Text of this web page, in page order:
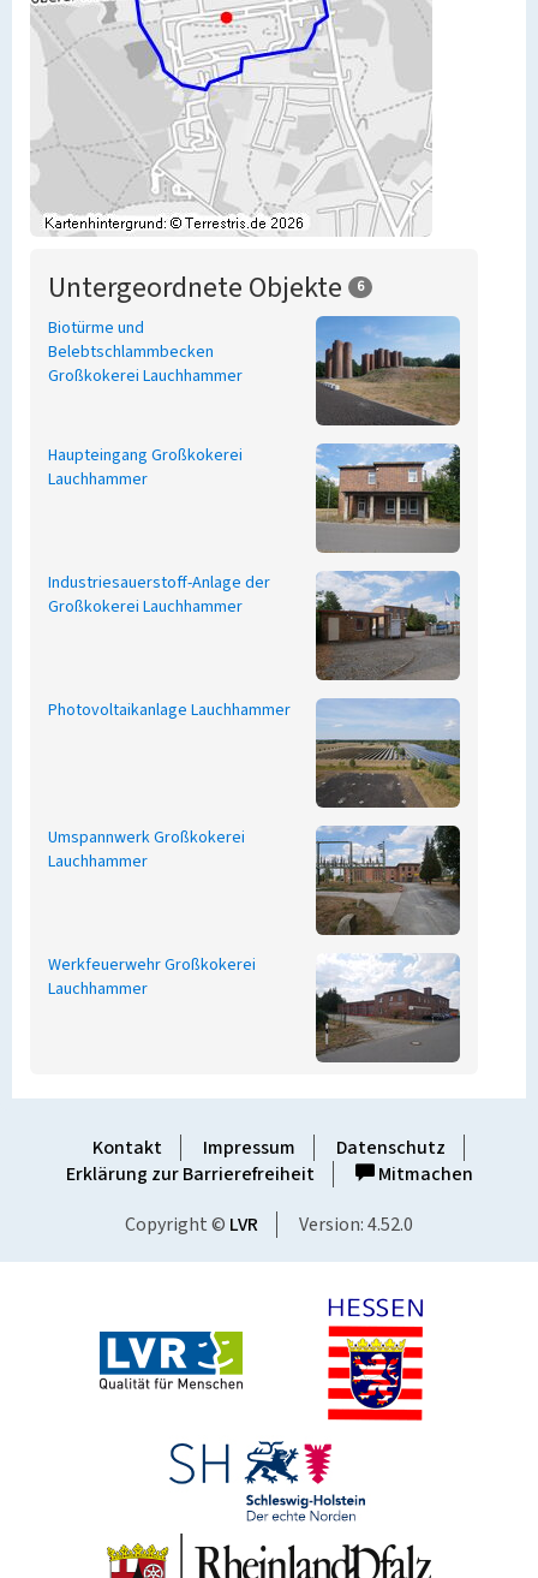
Untergeordnete Objekte 6
Biotürme und
Belebtschlammbecken
Großkokerei Lauchhammer
Haupteingang Großkokerei
Lauchhammer
Industriesauerstoff-Anlage der
Großkokerei Lauchhammer
Photovoltaikanlage Lauchhammer
Umspannwerk Großkokerei
Lauchhammer
Werkfeuerwehr Großkokerei
Lauchhammer
Kontakt Impressum
Datenschutz
Erklärung zur Barrierefreiheit
Mitmachen
Copyright © LVR Version: 4.52.0